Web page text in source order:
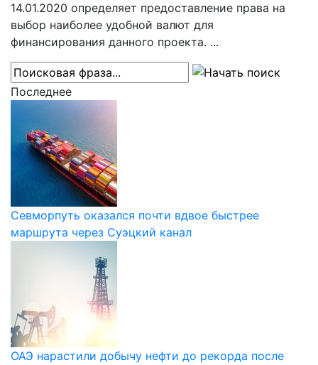
14.01.2020 определяет предоставление права на
выбор наиболее удобной валют для
финансирования данного проекта. ...
Последнее
Севморпуть оказался почти вдвое быстрее
маршрута через Суэцкий канал
ОАЭ нарастили добычу нефти до рекорда после